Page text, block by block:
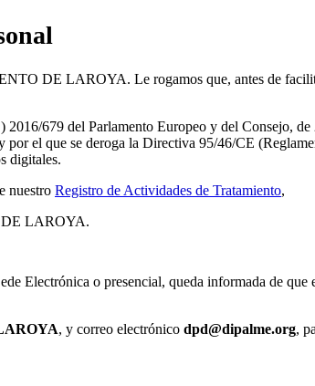
DE LAROYA. Le rogamos que, antes de
679 del Parlamento Europeo y del Consejo, de
por el que se deroga la Directiva 95/46/CE
digitales.
nuestro Registro de Actividades de Tratamiento,
DE LAROYA.
Electrónica o presencial, queda informada de que
, y correo electrónico dpd@dipalme.org,